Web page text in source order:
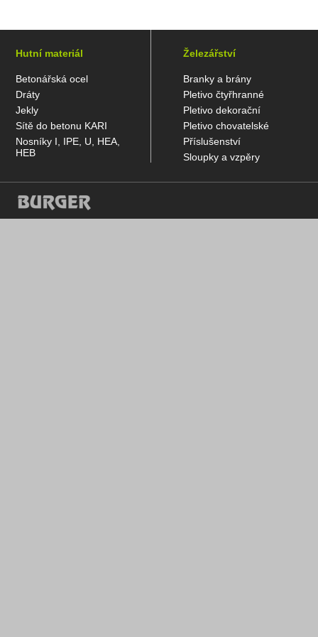
Hutní materiál
Betonářská ocel
Dráty
Jekly
Sítě do betonu KARI
Nosníky I, IPE, U, HEA,
HEB
Železářství
Branky a brány
Pletivo čtyřhranné
Pletivo dekorační
Pletivo chovatelské
Příslušenství
Sloupky a vzpěry